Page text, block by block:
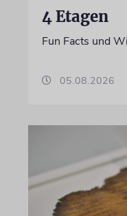
4 Etagen
Fun Facts und
05.08.2026